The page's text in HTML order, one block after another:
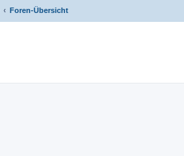
Foren-Übersicht